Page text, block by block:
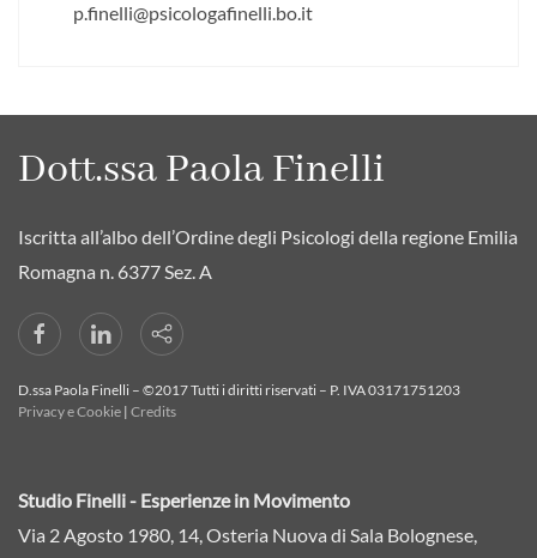
p.finelli@psicologafinelli.bo.it
Dott.ssa Paola Finelli
Iscritta all’albo dell’Ordine degli Psicologi della regione Emilia
Romagna n. 6377 Sez. A
D.ssa Paola Finelli – ©2017 Tutti i diritti riservati – P. IVA 03171751203
Privacy e Cookie | Credits
Studio Finelli - Esperienze in Movimento
Via 2 Agosto 1980, 14, Osteria Nuova di Sala Bolognese,